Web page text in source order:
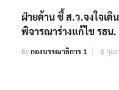
ฝ่ายค้าน ชี้ ส.ว.จงใจเดิ
พิจารณาร่างแก้ไข รธน.
Byกองบรรณาธิการ 1 8 กุม